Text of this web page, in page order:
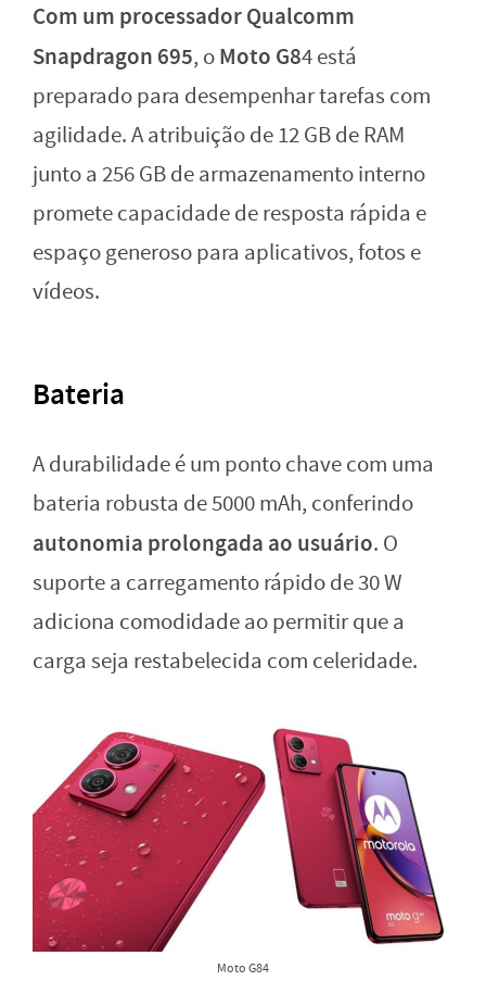
Com um processador Qualcomm
Snapdragon 695, oMoto G84 está
preparado para desempenhar tarefas com
agilidade. A atribuição de 12 GB de RAM
junto a 256 GB de armazenamento interno
promete capacidade de resposta rápida e
espaço generoso para aplicativos, fotos e
vídeos.
Bateria
A durabilidade é um ponto chave com uma
bateria robusta de 5000 mAh, conferindo
autonomia prolongada ao usuário. O
suporte a carregamento rápido de 30 W
adiciona comodidade ao permitir que a
carga seja restabelecida com celeridade.
Moto G84